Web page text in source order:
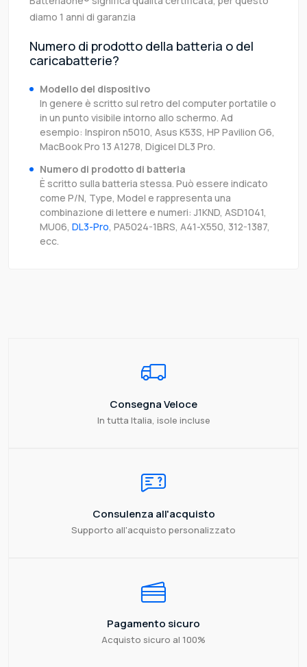
diamo 1 anni di garanzia
Numero di prodotto della batteria o del
caricabatterie?
Modello del dispositivo
In genere è scritto sul retro del computer portatile o
in un punto visibile intorno allo schermo. Ad
esempio: Inspiron n5010, Asus K53S, HP Pavilion G6,
MacBook Pro 13 A1278, Digicel DL3 Pro.
Numero di prodotto di batteria
È scritto sulla batteria stessa. Può essere indicato
come P/N, Type, Model e rappresenta una
combinazione di lettere e numeri: J1KND, ASD1041,
MU06, DL3-Pro, PA5024-1BRS, A41-X550, 312-1387,
ecc.
Consegna Veloce
In tutta Italia, isole incluse
Consulenza all'acquisto
Supporto all'acquisto personalizzato
Pagamento sicuro
Acquisto sicuro al 100%